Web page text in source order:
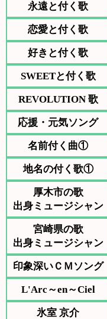
永遠と付く歌
恋愛と付く歌
好きと付く歌
SWEETと付く歌
REVOLUTION 歌
応援・元気ソング
名前付く曲①
地名の付く歌①
厚木市の歌
出身ミュージシャン
宮崎県の歌
出身ミュージシャン
印象深いＣＭソング
L'Arc～en～Ciel
氷室 京介